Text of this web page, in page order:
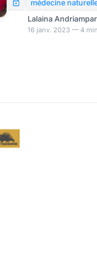
moins terreuse,
santé.
médecine
Lalaina
16 janv. 2023 — 4